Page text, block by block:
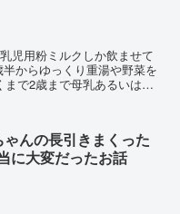
児用粉ミルクしか飲ませて
からゆっくり重湯や野菜を
で2歳まで母乳あるいは乳
んの長引きまくった
に大変だったお話